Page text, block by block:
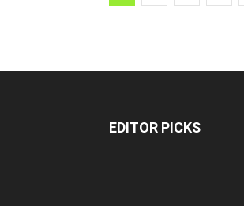
EDITOR PICKS